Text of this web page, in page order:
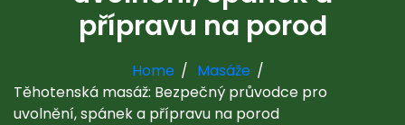
přípravu na porod
Home
Masáže
Těhotenská masáž: Bezpečný průvodce pro
uvolnění, spánek a přípravu na porod